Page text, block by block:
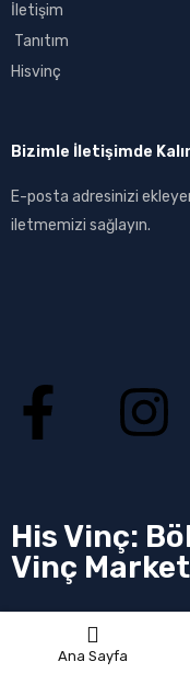
Ana Sayfa
İletişim
Tanıtım
Hisvinç
Bizimle İletişimde
E-posta adresinizi
iletmemizi sağlayın.
His Vinç:
Vinç